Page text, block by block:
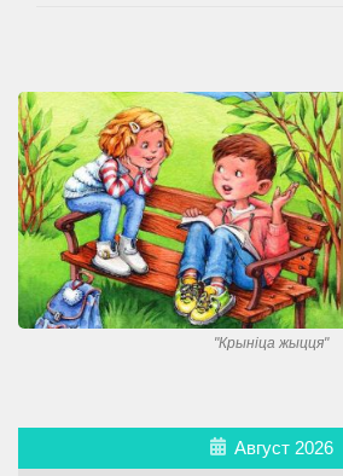
"Крынiца жыцця"
Август 2026